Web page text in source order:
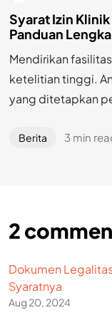
Syarat Izin
Panduan
Mendirikan
ketelitian tinggi.
yang ditetapkan
Berita 3 min
2
Dokumen
Syaratnya
Aug 20, 2024